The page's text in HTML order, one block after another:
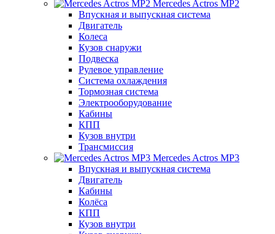
Mercedes Actros MP2
Впускная и выпускная система
Двигатель
Колеса
Кузов снаружи
Подвеска
Рулевое управление
Система охлаждения
Тормозная система
Электрооборудование
Кабины
КПП
Кузов внутри
Трансмиссия
Mercedes Actros MP3
Впускная и выпускная система
Двигатель
Кабины
Колёса
КПП
Кузов внутри